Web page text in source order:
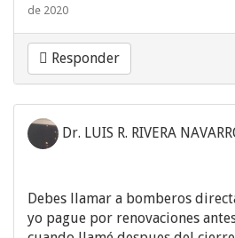
de 2020
Responder
Dr. LUIS R. RIVERA
Debes llamar a bomberos
yo pague por renovaciones